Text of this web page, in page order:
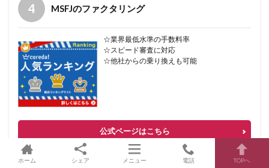
MSFJのファクタリング
☆業界最低水準の手数料率
☆スピード審査に対応
☆他社からの乗り換えも可能
公式ページはこちら
ホーム シェア メニュー 電話 TOPへ